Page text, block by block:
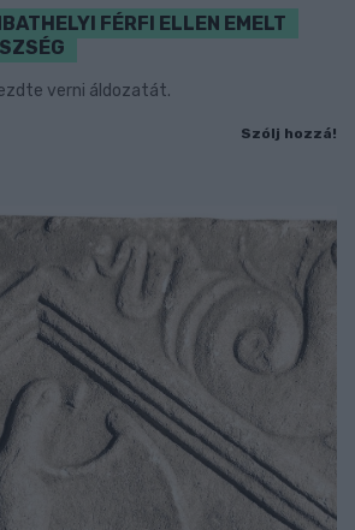
FÉRFI ELLEN EMELT
verni áldozatát.
Szólj hozzá!